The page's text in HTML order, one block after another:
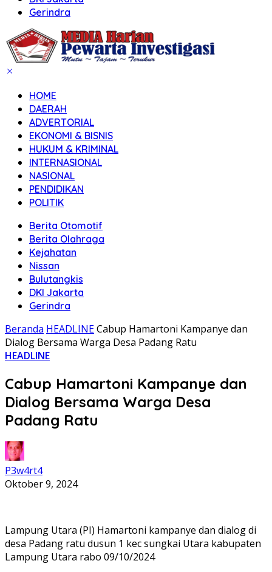
Gerindra
HOME
DAERAH
ADVERTORIAL
EKONOMI & BISNIS
HUKUM & KRIMINAL
INTERNASIONAL
NASIONAL
PENDIDIKAN
POLITIK
Berita Otomotif
Berita Olahraga
Kejahatan
Nissan
Bulutangkis
DKI Jakarta
Gerindra
Beranda HEADLINECabup Hamartoni Kampanye dan
Dialog Bersama Warga Desa Padang Ratu
HEADLINE
Cabup Hamartoni Kampanye dan
Dialog Bersama Warga Desa
Padang Ratu
P3w4rt4
Oktober 9, 2024
Lampung Utara (PI) Hamartoni kampanye dan dialog di
desa Padang ratu dusun 1 kec sungkai Utara kabupaten
Lampung Utara rabo 09/10/2024